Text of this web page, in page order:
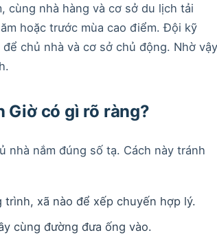
cùng nhà hàng và cơ sở du lịch tải
hoặc trước mùa cao điểm. Đội kỹ
chủ nhà và cơ sở chủ động. Nhờ vậy
Giờ có gì rõ ràng?
nhà nắm đúng số tạ. Cách này tránh
xã nào để xếp chuyến hợp lý.
cùng đường đưa ống vào.